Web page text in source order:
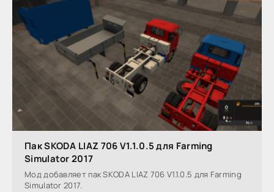
Пак SKODA LIAZ 706 V1.1.0.5 для Farming
Simulator 2017
Мод добавляет пак SKODA LIAZ 706 V1.1.0.5 для Farming
Simulator 2017.